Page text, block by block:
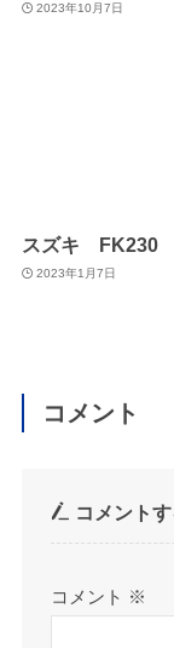
2023年10月7日
スズキ FK230
2023年1月7日
コメント
コメント
コメント ※